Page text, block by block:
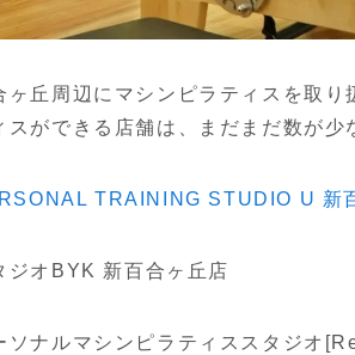
ヶ丘周辺にマシンピラティスを取
スができる店舗は、まだまだ数が少
TRAINING STUDIO U 新
ジオBYK 新百合ヶ丘店
ソナルマシンピラティススタジオ